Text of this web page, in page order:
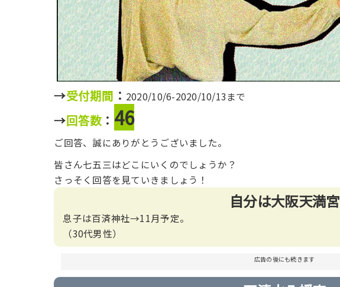
→受付期間 ： 2020/10/6-2020/10/13まで
→回答数 ： 46
ご回答、誠にありがとうございました。
皆さん七五三はどこにいくのでしょうか？
さっそく回答を見ていきましょう！
自分は大阪天満宮
息子は百済神社→11月予定。
（30代男性）
広告の後にも続きます